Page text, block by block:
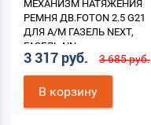
МЕХАНИЗМ НАТЯЖЕНИЯ
РЕМНЯ ДВ.FOTON 2.5 G21
ДЛЯ А/М ГАЗЕЛЬ NEXT,
ГАЗЕЛЬ NN
3 317 руб. 3 685 руб.
В корзину